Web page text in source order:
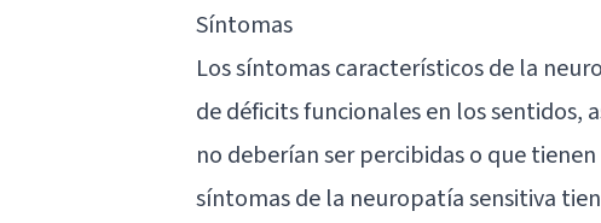
Síntomas
Los síntomas característicos de la
de déficits funcionales en los sentidos,
no deberían ser percibidas o que
síntomas de la neuropatía sensitiva